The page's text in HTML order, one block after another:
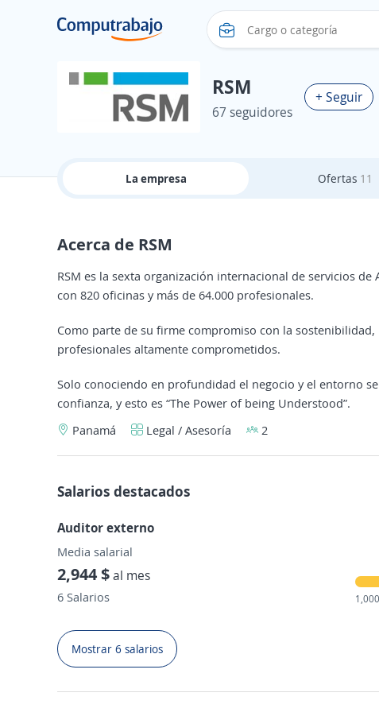
RSM
67 seguidores
+ Seguir
La empresa Ofertas 11
Acerca de RSM
RSM es la sexta organización internacional de servicios
con 820 oficinas y más de 64.000 profesionales.
Como parte de su firme compromiso con la
profesionales altamente comprometidos.
Solo conociendo en profundidad el negocio y el entorno
confianza, y esto es “The Power of being Understood”.
Panamá
Legal / Asesoría 2
Salarios destacados
Auditor externo
Media salarial
2,944 $al mes
6 Salarios
Mostrar 6 salarios